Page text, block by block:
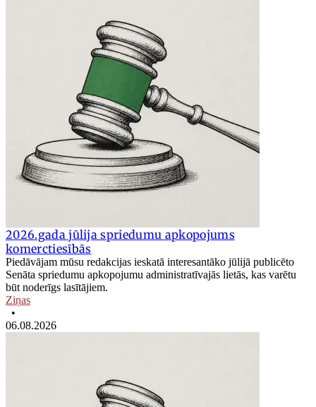
2026.gada jūlija spriedumu apkopojums
komerctiesībās
Piedāvājam mūsu redakcijas ieskatā interesantāko jūlijā publicēto
Senāta spriedumu apkopojumu administratīvajās lietās, kas varētu
būt noderīgs lasītājiem.
Ziņas
•
06.08.2026